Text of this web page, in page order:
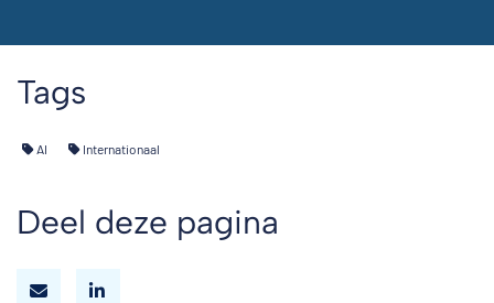
Tags
AI Internationaal
Deel deze pagina